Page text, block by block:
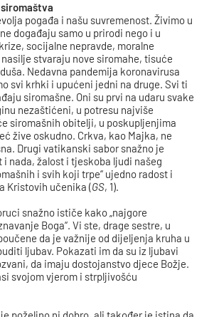
pogađa i našu suvremenost. Živimo u
događaju samo u prirodi nego i u
socijalne nepravde, moralne
stvaraju nove siromahe, tisuće
Nedavna pandemija koronavirusa
svi krhki i upućeni jedni na druge. Svi ti
siromašne. Oni su prvi na udaru svake
nezaštićeni, u potresu najviše
siromašnih obitelji, u poskupljenjima
žive oskudno. Crkva, kao Majka, ne
Drugi vatikanski sabor snažno je
i nada, žalost i tjeskoba ljudi našeg
i svih koji trpe“ ujedno radost i
Kristovih učenika (GS, 1).
snažno ističe kako „najgore
Boga“. Vi ste, drage sestre, u
da je važnije od dijeljenja kruha u
ljubav. Pokazati im da su iz ljubavi
da imaju dostojanstvo djece Božje.
svojom vjerom i strpljivošću